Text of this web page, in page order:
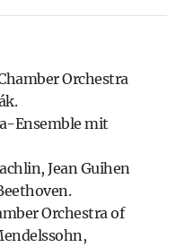
Orchestra
Ensemble mit
Jean Guihen
Orchestra of